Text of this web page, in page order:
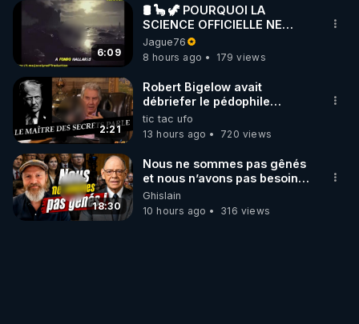
6:09
🛢 🦕 🦖 POURQUOI LA
SCIENCE OFFICIELLE NE
CONNAÎT-ELLE PAS LA VRAIE
ORIGINE DU PÉTROLE ?
Jague76
8 hours ago
179 views
2:21
Robert Bigelow avait
débriefer le pédophile
génocidaire de donald j
trump
tic tac ufo
13 hours ago
720 views
18:30
Nous ne sommes pas gênés
et nous n’avons pas besoin
de nous excuser ! #jw
#jehovah #collegecentral
Ghislain
10 hours ago
316 views